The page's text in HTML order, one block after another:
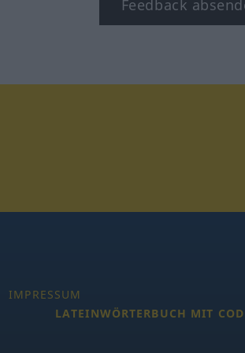
Feedback
IMPRESSUM
LATEINWÖRTERBUCH MIT